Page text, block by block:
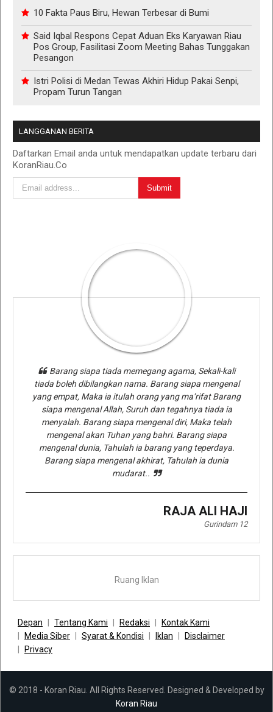
10 Fakta Paus Biru, Hewan Terbesar di Bumi
Said Iqbal Respons Cepat Aduan Eks Karyawan Riau
Pos Group, Fasilitasi Zoom Meeting Bahas Tunggakan
Pesangon
Istri Polisi di Medan Tewas Akhiri Hidup Pakai Senpi,
Propam Turun Tangan
LANGGANAN BERITA
Daftarkan Email anda untuk mendapatkan update terbaru dari
KoranRiau.Co
Barang siapa tiada memegang agama, Sekali-kali
tiada boleh dibilangkan nama. Barang siapa mengenal
yang empat, Maka ia itulah orang yang ma’rifat Barang
siapa mengenal Allah, Suruh dan tegahnya tiada ia
menyalah. Barang siapa mengenal diri, Maka telah
mengenal akan Tuhan yang bahri. Barang siapa
mengenal dunia, Tahulah ia barang yang teperdaya.
Barang siapa mengenal akhirat, Tahulah ia dunia
mudarat..
RAJA ALI HAJI
Gurindam 12
Ruang Iklan
Depan Tentang Kami Redaksi
Kontak Kami
Media Siber
Syarat & Kondisi Iklan
Disclaimer
Privacy
© 2018 - Koran Riau. All Rights Reserved. Designed & Developed by
Koran Riau